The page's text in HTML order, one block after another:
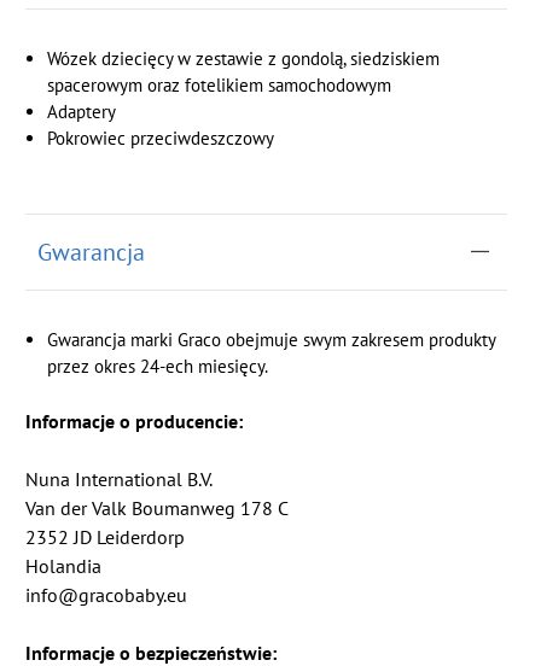
Wózek dziecięcy w zestawie z gondolą, siedziskiem
spacerowym oraz fotelikiem samochodowym
Adaptery
Pokrowiec przeciwdeszczowy
Gwarancja
Gwarancja marki Graco obejmuje swym zakresem produkty
przez okres 24-ech miesięcy.
Informacje o producencie:
Nuna International B.V.
Van der Valk Boumanweg 178 C
2352 JD Leiderdorp
Holandia
info@gracobaby.eu
Informacje o bezpieczeństwie: